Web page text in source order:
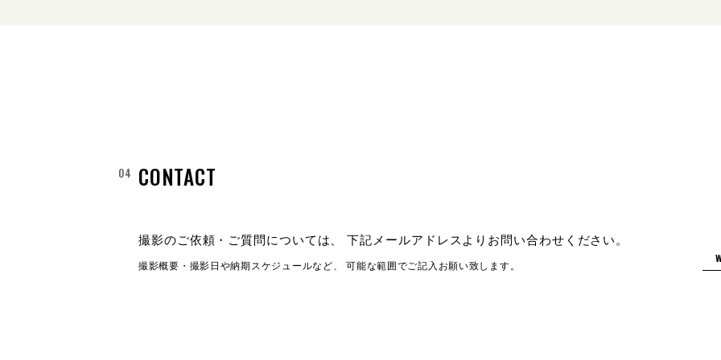
CONTACT
撮影のご依頼・ご質問については、下記メールアドレスよりお問い合わせください。
撮影概要・撮影日や納期スケジュールなど、可能な範囲でご記入お願い致します。